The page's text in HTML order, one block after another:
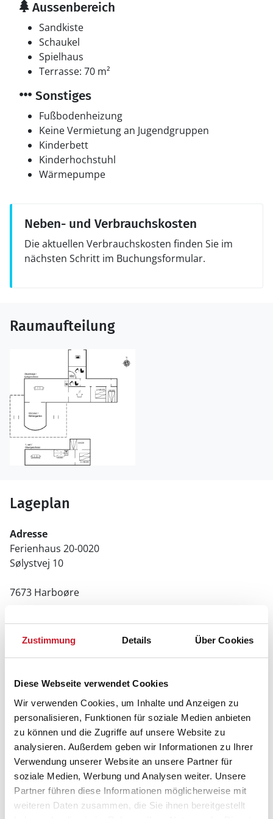
Zustimmung Details Über Cookies
Diese Webseite verwendet Cookies
Wir verwenden Cookies, um Inhalte und Anzeigen zu
personalisieren, Funktionen für soziale Medien anbieten
zu können und die Zugriffe auf unsere Website zu
analysieren. Außerdem geben wir Informationen zu Ihrer
Verwendung unserer Website an unsere Partner für
soziale Medien, Werbung und Analysen weiter. Unsere
Partner führen diese Informationen möglicherweise mit
weiteren Daten zusammen, die Sie ihnen bereitgestellt
Aussenbereich
Sandkiste
Schaukel
Spielhaus
Terrasse: 70 m²
Sonstiges
Fußbodenheizung
Keine Vermietung an Jugendgruppen
Kinderbett
Kinderhochstuhl
Wärmepumpe
Neben- und Verbrauchskosten
Die aktuellen Verbrauchskosten finden Sie im
nächsten Schritt im Buchungsformular.
Raumaufteilung
Lageplan
Adresse
Ferienhaus 20-0020
Sølystvej 10
7673 Harboøre